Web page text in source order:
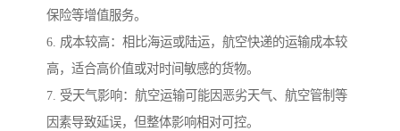
保险等增值服务。
6. 成本较高：相比海运或陆运，航空快递的运输成本较
高，适合高价值或对时间敏感的货物。
7. 受天气影响：航空运输可能因恶劣天气、航空管制等
因素导致延误，但整体影响相对可控。